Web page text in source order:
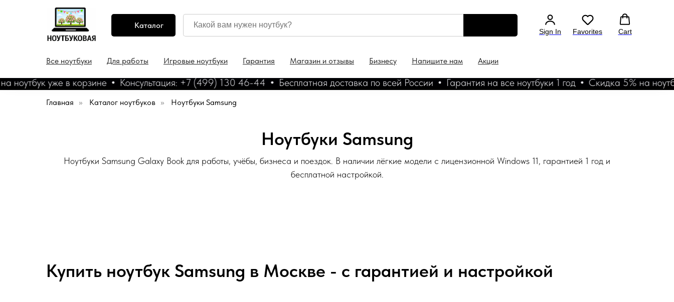
Каталог
Sign In Favorites Cart
Все ноутбуки Для работы Игровые ноутбуки Гарантия Магазин и отзывы Бизнесу Напишите нам Акции
уже в корзине Консультация: +7 (499) 130 46-44 Бесплатная доставка по всей России Гарантия на все ноутбуки 1 год Скидка 5% на ноутбук
Главная » Каталог ноутбуков » Ноутбуки Samsung
Ноутбуки Samsung
Ноутбуки Samsung Galaxy Book для работы, учёбы, бизнеса и поездок. В наличии лёгкие модели с лицензионной Windows 11, гарантией 1 год и
бесплатной настройкой.
Купить ноутбук Samsung в Москве - с гарантией и настройкой